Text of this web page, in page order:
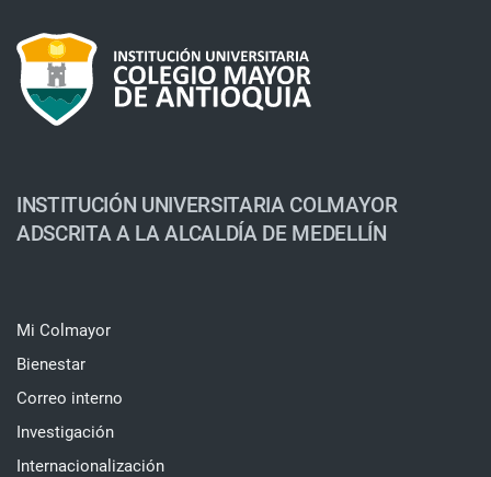
INSTITUCIÓN UNIVERSITARIA COLMAYOR
ADSCRITA A LA ALCALDÍA DE MEDELLÍN
Mi Colmayor
Bienestar
Correo interno
Investigación
Internacionalización